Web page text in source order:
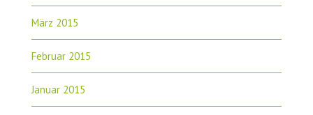
März 2015
Februar 2015
Januar 2015